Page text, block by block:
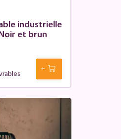
industrielle
et brun